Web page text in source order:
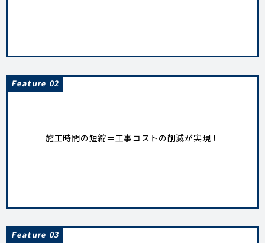
Feature 02
施工時間の短縮＝工事コストの削減が実現！
Feature 03